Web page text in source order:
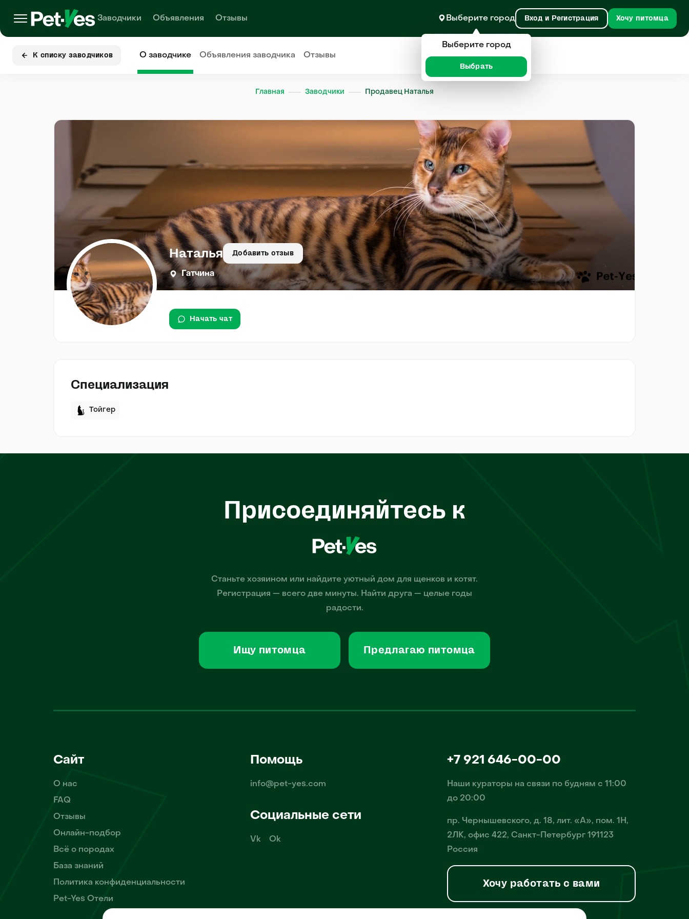
Заводчики Объявления Отзывы Выберите город Вход и Регистрация Хочу питомца
К списку заводчиков О заводчике Объявлениязаводчика Отзывы
Главная Заводчики Продавец Наталья
Наталья Добавить отзыв
Гатчина
Начать чат
Специализация
Тойгер
Присоединяйтесь к
Станьте хозяином или найдите уютный дом для щенков и котят.
Регистрация — всего две минуты. Найти друга — целые годы
радости.
Ищу питомца Предлагаю питомца
Сайт
О нас
FAQ
Отзывы
Онлайн-подбор
Всё о породах
База знаний
Политика конфиденциальности
Pet-Yes Отели
Помощь
info@pet-yes.com
Социальные сети
Vk Ok
+7 921 646-00-00
Наши кураторы на связи по будням с 11:00
до 20:00
пр. Чернышевского, д. 18, лит. «А», пом. 1Н,
2ЛК, офис 422, Санкт-Петербург 191123
Россия
Хочу работать с вами
Выберите город
Выбрать